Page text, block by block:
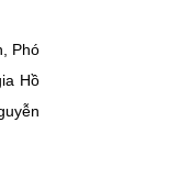
Phó
Hồ